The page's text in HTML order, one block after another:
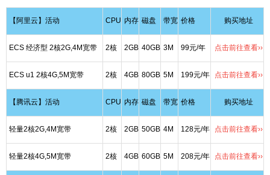
【阿里云】活动 CPU 内存 磁盘 带宽 价格 购买地址
ECS 经济型 2核2G,4M宽带 2核 2GB 40GB 3M 99元/年 点击前往查看››
ECS u1 2核4G,5M宽带 2核 4GB 80GB 5M 199元/年 点击前往查看››
【腾讯云】活动 CPU 内存 磁盘 带宽 价格 购买地址
轻量2核2G,4M宽带 2核 2GB 50GB 4M 128元/年 点击前往查看››
轻量2核4G,5M宽带 2核 4GB 60GB 5M 208元/年 点击前往查看››